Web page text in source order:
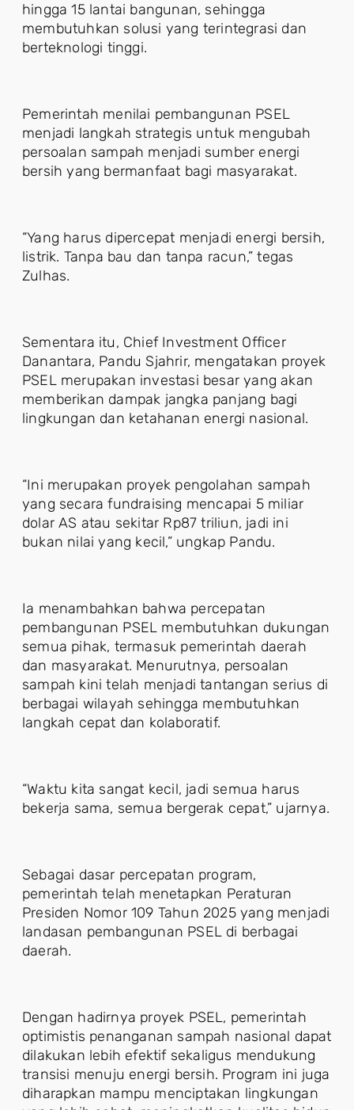
hingga 15 lantai bangunan, sehingga
membutuhkan solusi yang terintegrasi dan
berteknologi tinggi.
Pemerintah menilai pembangunan PSEL
menjadi langkah strategis untuk mengubah
persoalan sampah menjadi sumber energi
bersih yang bermanfaat bagi masyarakat.
“Yang harus dipercepat menjadi energi bersih,
listrik. Tanpa bau dan tanpa racun,” tegas
Zulhas.
Sementara itu, Chief Investment Officer
Danantara, Pandu Sjahrir, mengatakan proyek
PSEL merupakan investasi besar yang akan
memberikan dampak jangka panjang bagi
lingkungan dan ketahanan energi nasional.
“Ini merupakan proyek pengolahan sampah
yang secara fundraising mencapai 5 miliar
dolar AS atau sekitar Rp87 triliun, jadi ini
bukan nilai yang kecil,” ungkap Pandu.
Ia menambahkan bahwa percepatan
pembangunan PSEL membutuhkan dukungan
semua pihak, termasuk pemerintah daerah
dan masyarakat. Menurutnya, persoalan
sampah kini telah menjadi tantangan serius di
berbagai wilayah sehingga membutuhkan
langkah cepat dan kolaboratif.
“Waktu kita sangat kecil, jadi semua harus
bekerja sama, semua bergerak cepat,” ujarnya.
Sebagai dasar percepatan program,
pemerintah telah menetapkan Peraturan
Presiden Nomor 109 Tahun 2025 yang menjadi
landasan pembangunan PSEL di berbagai
daerah.
Dengan hadirnya proyek PSEL, pemerintah
optimistis penanganan sampah nasional dapat
dilakukan lebih efektif sekaligus mendukung
transisi menuju energi bersih. Program ini juga
diharapkan mampu menciptakan lingkungan